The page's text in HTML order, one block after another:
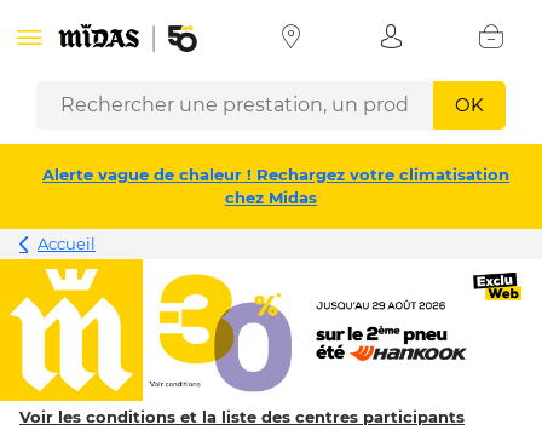
OK
Alerte vague de chaleur ! Rechargez votre climatisation
chez Midas
Accueil
Voir les conditions et la liste des centres participants